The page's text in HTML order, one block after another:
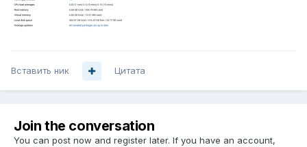
Вставить ник Цитата
Join the conversation
You can post now and register later. If you have an account,